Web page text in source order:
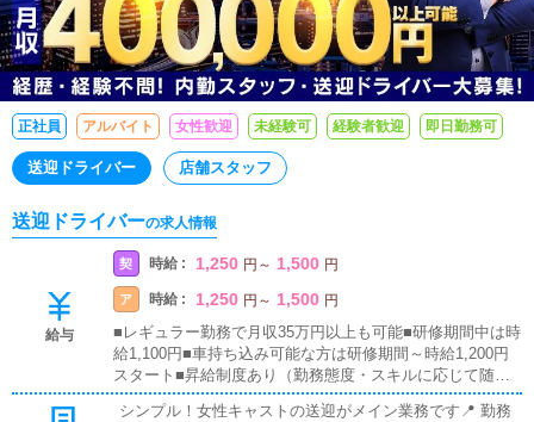
正社員 アルバイト 女性歓迎 未経験可 経験者歓迎 即日勤務可
送迎ドライバー 店舗スタッフ
送迎ドライバーの求人情報
給与
契 時給 : 1,250 円 ～ 1,500 円
ア 時給 : 1,250 円 ～ 1,500 円
■レギュラー勤務で月収35万円以上も可能■研修期間中は時
給1,100円■車持ち込み可能な方は研修期間～時給1,200円
スタート■昇給制度あり（勤務態度・スキルに応じて随時
評価）
シンプル！女性キャストの送迎がメイン業務です📍 勤務